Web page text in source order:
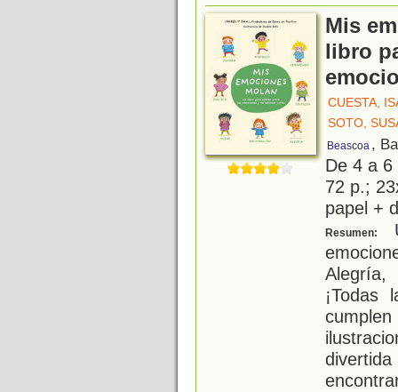
Mis
libro
CUESTA,
SOTO,
Beascoa ,
De 4 a
72 p.;
papel +
Resumen:
¡Todas